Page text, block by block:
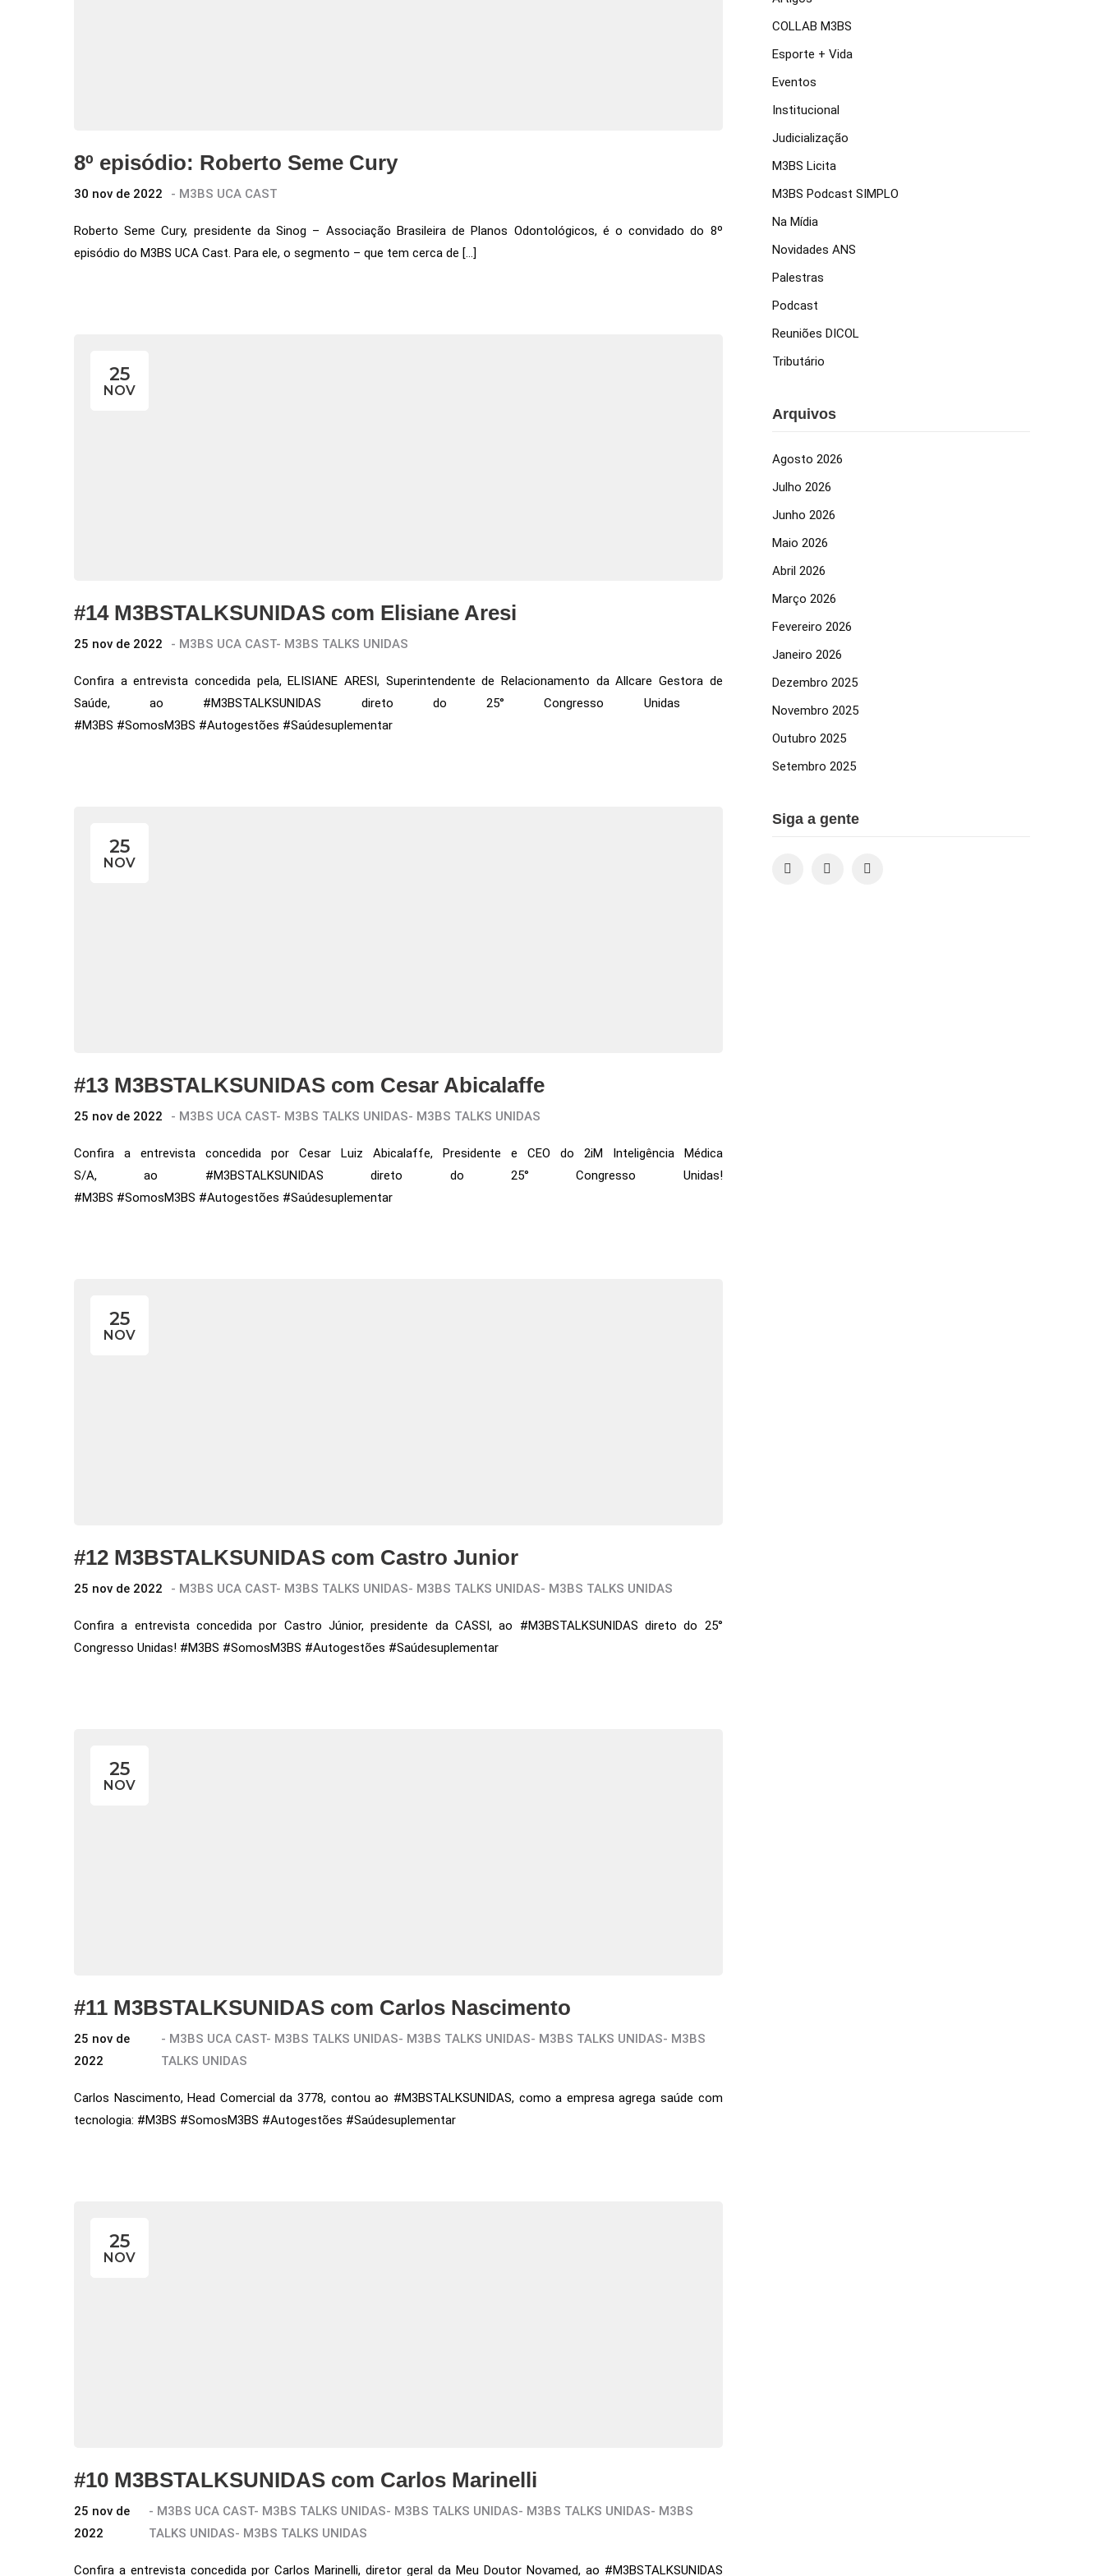
8º episódio: Roberto Seme Cury
30 nov de 2022 - M3BS UCA CAST
Roberto Seme Cury, presidente da Sinog – Associação Brasileira de Planos Odontológicos, é o convidado do 8º
episódio do M3BS UCA Cast. Para ele, o segmento – que tem cerca de […]
25
NOV
#14 M3BSTALKSUNIDAS com Elisiane Aresi
25 nov de 2022 - M3BS UCA CAST- M3BS TALKS UNIDAS
Confira a entrevista concedida pela, ELISIANE ARESI, Superintendente de Relacionamento da Allcare Gestora de
Saúde, ao #M3BSTALKSUNIDAS direto do 25° Congresso Unidas
#M3BS #SomosM3BS #Autogestões #Saúdesuplementar
25
NOV
#13 M3BSTALKSUNIDAS com Cesar Abicalaffe
25 nov de 2022 - M3BS UCA CAST- M3BS TALKS UNIDAS- M3BS TALKS UNIDAS
Confira a entrevista concedida por Cesar Luiz Abicalaffe, Presidente e CEO do 2iM Inteligência Médica
S/A, ao #M3BSTALKSUNIDAS direto do 25° Congresso Unidas!
#M3BS #SomosM3BS #Autogestões #Saúdesuplementar
25
NOV
#12 M3BSTALKSUNIDAS com Castro Junior
25 nov de 2022 - M3BS UCA CAST- M3BS TALKS UNIDAS- M3BS TALKS UNIDAS- M3BS TALKS UNIDAS
Confira a entrevista concedida por Castro Júnior, presidente da CASSI, ao #M3BSTALKSUNIDAS direto do 25°
Congresso Unidas! #M3BS #SomosM3BS #Autogestões #Saúdesuplementar
25
NOV
#11 M3BSTALKSUNIDAS com Carlos Nascimento
25 nov de
2022
- M3BS UCA CAST- M3BS TALKS UNIDAS- M3BS TALKS UNIDAS- M3BS TALKS UNIDAS- M3BS
TALKS UNIDAS
Carlos Nascimento, Head Comercial da 3778, contou ao #M3BSTALKSUNIDAS, como a empresa agrega saúde com
tecnologia: #M3BS #SomosM3BS #Autogestões #Saúdesuplementar
25
NOV
#10 M3BSTALKSUNIDAS com Carlos Marinelli
25 nov de
2022
- M3BS UCA CAST- M3BS TALKS UNIDAS- M3BS TALKS UNIDAS- M3BS TALKS UNIDAS- M3BS
TALKS UNIDAS- M3BS TALKS UNIDAS
Confira a entrevista concedida por Carlos Marinelli, diretor geral da Meu Doutor Novamed, ao #M3BSTALKSUNIDAS
COLLAB M3BS
Esporte + Vida
Eventos
Institucional
Judicialização
M3BS Licita
M3BS Podcast SIMPLO
Na Mídia
Novidades ANS
Palestras
Podcast
Reuniões DICOL
Tributário
Arquivos
Agosto 2026
Julho 2026
Junho 2026
Maio 2026
Abril 2026
Março 2026
Fevereiro 2026
Janeiro 2026
Dezembro 2025
Novembro 2025
Outubro 2025
Setembro 2025
Siga a gente